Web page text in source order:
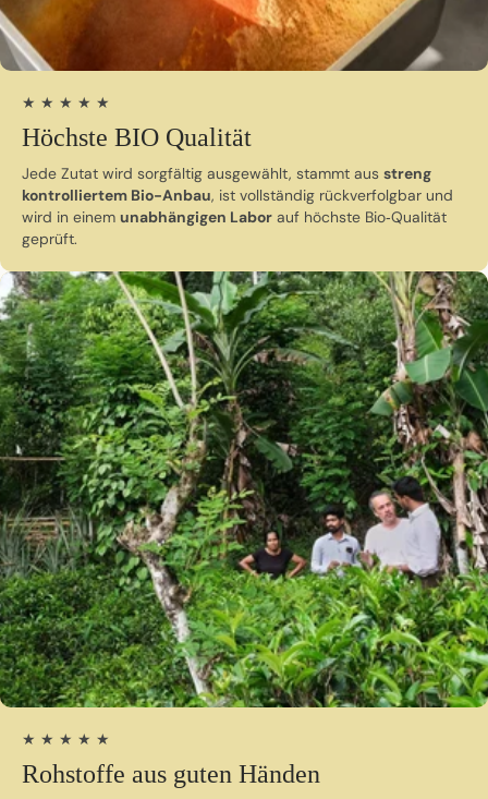
★ ★ ★ ★ ★
Höchste BIO Qualität
Jede Zutat wird sorgfältig ausgewählt, stammt aus streng
kontrolliertem Bio-Anbau, ist vollständig rückverfolgbar und
wird in einem unabhängigen Labor auf höchste Bio‑Qualität
geprüft.
★ ★ ★ ★ ★
Rohstoffe aus guten Händen